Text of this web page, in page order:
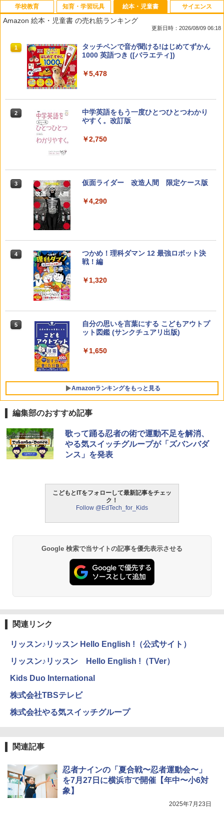
学校教育
1 教育者のためのコーチング入門
2
カウンセリングとは何か 変化するという
こと (講談社現代新書 2787)
￥1,540
3 先生のためのGoogle AI完全攻略図鑑
￥-
4 子どもが変わる魔法の言葉
￥2,200
5
向山洋一の系譜、その先へ 授業の腕を磨
く法則: 教育技術が子供の可能性を伸ば
知育・学習玩具
1
Amazon Fire HD 10 キッズモデル (10イ
ンチ) ピンク 対象年齢3歳から 数千点の
2
パイロット スイスイおえかき for Study
何回も書ける! れんしゅうボード ひらが
な・カタカナ・すうじ・ABC 3歳以上 知
育
【くもん出版公式特別セット】くもん出
版(KUMON PUBLISHING) くもんの日本
￥4,046
くもん出版(KUMON PUBLISHING) ロジ
￥2,127
早期開発 (スタンダード・エディション)
￥2,959
絵本・児童書
Amazon 絵本・児童書 の売れ筋ランキング
更新日時：2026/08/09 06:18
1
タッチペンで音が聞ける!はじめてずかん
1000 英語つき ([バラエティ])
￥5,478
2
中学英語をもう一度ひとつひとつわかり
やすく。改訂版
￥2,750
3 仮面ライダー 改造人間 限定ケース版
￥4,290
4
つかめ！理科ダマン 12 最強ロボット決
戦！編
￥1,320
5
自分の思いを言葉にする こどもアウトプ
ット図鑑 (サンクチュアリ出版)
￥1,650
Amazonランキングをもっと見る
サイエンス
1
ThinkFun ボードゲーム 「サーキット・
メイズ」 配線回路をプログラミングする
日本語説明書付 8歳~ 76341 誕生日 クリ
スマス
モルカ: 原子・分子に強くなるカードゲ
ーム
物理実験モデル楽器電磁気教材を教える
ダルトンボード/ゴルトンボード物理学、
4
エンジニアリングキット小さなカート -
メカニックキット|子供向けの可動部品、
ト、誕生日の楽しみ、イースターディス
カバリーを備えたインタラクティブサイ
￥849
￥4,758
編集部のおすすめ記事
歌って踊る忍者の術で運動不足を解消、
やる気スイッチグループが「ズバンバダ
ンス」を発表
こどもとITをフォローして最新記事をチェッ
ク！
Follow @EdTech_for_Kids
Google 検索で当サイトの記事を優先表示させる
関連リンク
リッスン♪リッスン Hello English !（公式サイト）
リッスン♪リッスン Hello English !（TVer）
Kids Duo International
株式会社TBSテレビ
株式会社やる気スイッチグループ
関連記事
忍者ナインの「夏合戦〜忍者運動会〜」
を7月27日に横浜市で開催【年中〜小6対
象】
2025年7月23日